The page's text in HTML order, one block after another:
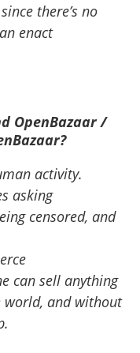
there’s no
enact
OpenBazaar/
?
activity.
asking
censored, and
can sell anything
world, and without